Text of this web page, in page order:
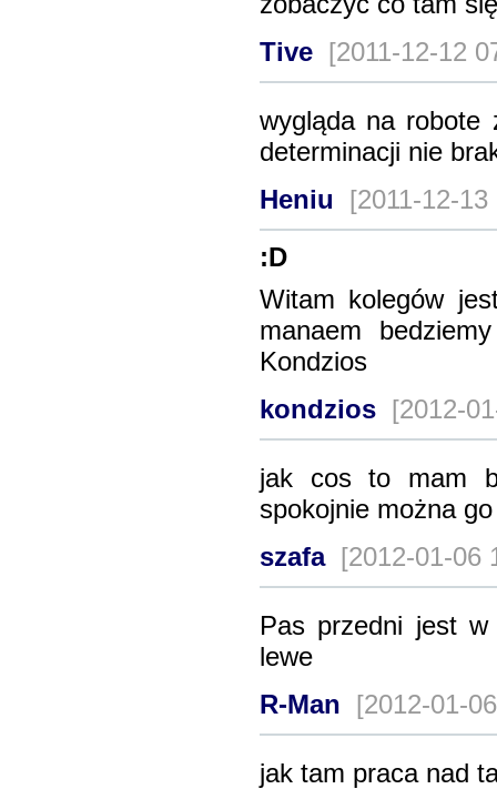
Tive [2011-12-12
wygląda na robote
determinacji nie
Heniu [2011-12-
:D
Witam kolegów
manaem
Kondzios
kondzios [2012-
jak cos to mam
spokojnie można
szafa[2012-01-06
Pas przedni jest
lewe
R-Man [2012-01-
jak tam praca nad